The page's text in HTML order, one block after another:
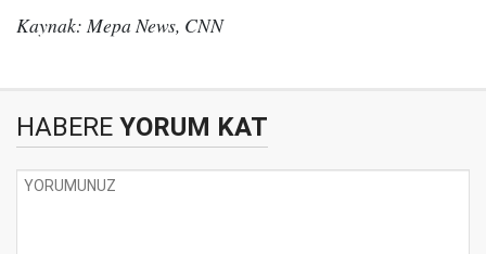
Kaynak: Mepa News, CNN
HABERE YORUM KAT